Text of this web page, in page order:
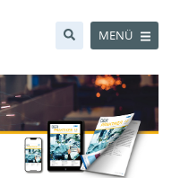
MENÜ